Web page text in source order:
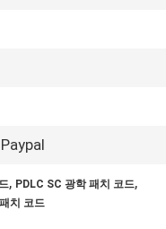
, PDLC SC 광학 패치 코드,
치 코드